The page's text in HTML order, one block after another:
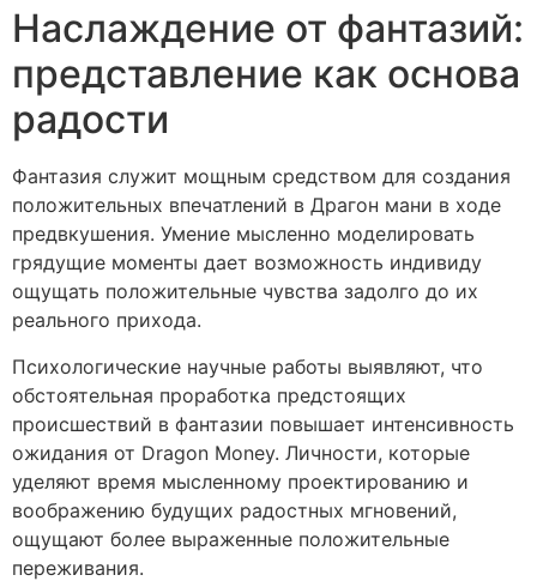
Наслаждение от фантазий:
представление как основа
радости
Фантазия служит мощным средством для создания
положительных впечатлений в Драгон мани в ходе
предвкушения. Умение мысленно моделировать
грядущие моменты дает возможность индивиду
ощущать положительные чувства задолго до их
реального прихода.
Психологические научные работы выявляют, что
обстоятельная проработка предстоящих
происшествий в фантазии повышает интенсивность
ожидания от Dragon Money. Личности, которые
уделяют время мысленному проектированию и
воображению будущих радостных мгновений,
ощущают более выраженные положительные
переживания.